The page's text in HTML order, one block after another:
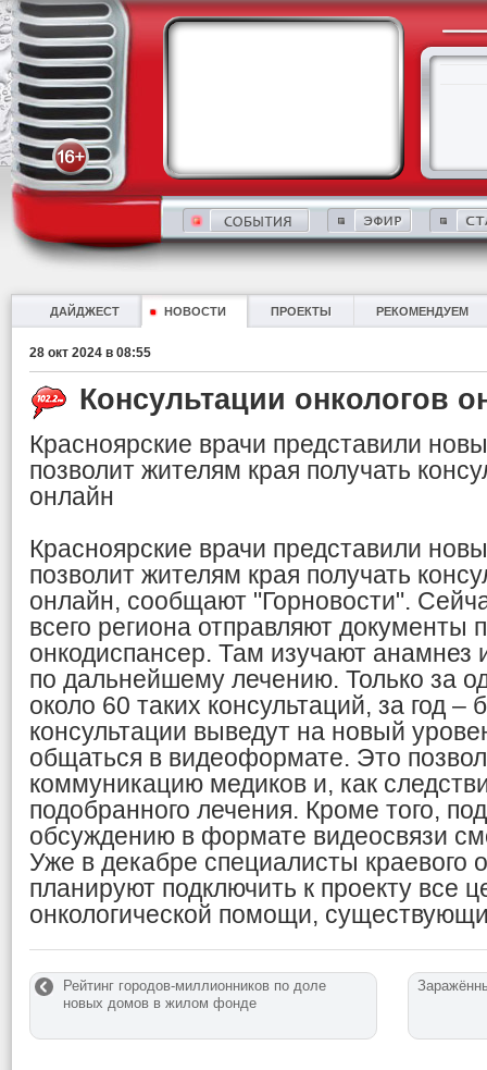
ДАЙДЖЕСТ НОВОСТИ ПРОЕКТЫ РЕКОМЕНДУЕМ
28 окт 2024 в 08:55
Консультации онкологов
Красноярские врачи представили
позволит жителям края получать
онлайн
Красноярские врачи представили
позволит жителям края получать
онлайн, сообщают "Горновости".
всего региона отправляют документы
онкодиспансер. Там изучают анамнез
по дальнейшему лечению. Только за
около 60 таких консультаций, за год
консультации выведут на новый
общаться в видеоформате. Это
коммуникацию медиков и, как
подобранного лечения. Кроме того,
обсуждению в формате видеосвязи
Уже в декабре специалисты краевого
планируют подключить к проекту все
онкологической помощи,
Рейтинг городов-миллионников по доле
новых домов в жилом фонде